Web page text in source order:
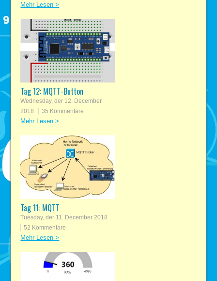
Mehr Lesen >
Tag 12: MQTT-Button
Wednesday, der 12. December
2018
35 Kommentare
Mehr Lesen >
Tag 11: MQTT
Tuesday, der 11. December 2018
52 Kommentare
Mehr Lesen >